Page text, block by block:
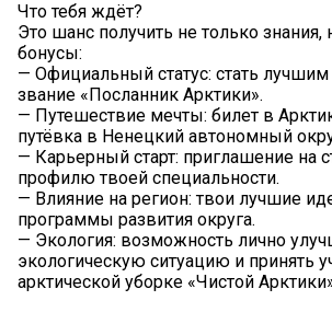
Что тебя ждёт?
Это шанс получить не только
бонусы:
— Официальный статус: стать лучшим
звание «Посланник Арктики».
— Путешествие мечты: билет в
путёвка в Ненецкий автономный
— Карьерный старт: приглашение на
профилю твоей специальности.
— Влияние на регион: твои лучшие
программы развития округа.
— Экология: возможность лично
экологическую ситуацию и принять
арктической уборке «Чистой